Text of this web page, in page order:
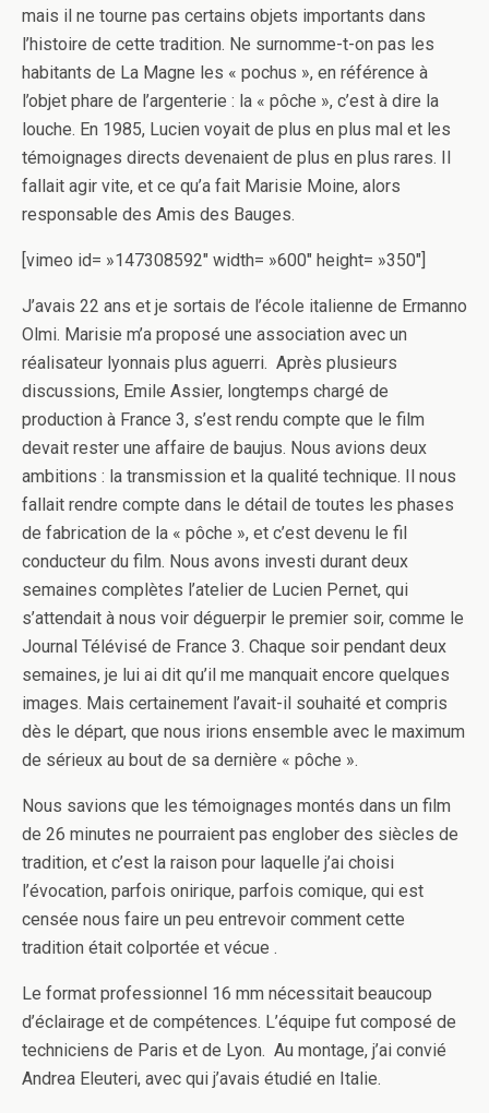
mais il ne tourne pas certains objets importants dans
l’histoire de cette tradition. Ne surnomme-t-on pas les
habitants de La Magne les « pochus », en référence à
l’objet phare de l’argenterie : la « pôche », c’est à dire la
louche. En 1985, Lucien voyait de plus en plus mal et les
témoignages directs devenaient de plus en plus rares. Il
fallait agir vite, et ce qu’a fait Marisie Moine, alors
responsable des Amis des Bauges.
[vimeo id= »147308592″ width= »600″ height= »350″]
J’avais 22 ans et je sortais de l’école italienne de Ermanno
Olmi. Marisie m’a proposé une association avec un
réalisateur lyonnais plus aguerri. Après plusieurs
discussions, Emile Assier, longtemps chargé de
production à France 3, s’est rendu compte que le film
devait rester une affaire de baujus. Nous avions deux
ambitions : la transmission et la qualité technique. Il nous
fallait rendre compte dans le détail de toutes les phases
de fabrication de la « pôche », et c’est devenu le fil
conducteur du film. Nous avons investi durant deux
semaines complètes l’atelier de Lucien Pernet, qui
s’attendait à nous voir déguerpir le premier soir, comme le
Journal Télévisé de France 3. Chaque soir pendant deux
semaines, je lui ai dit qu’il me manquait encore quelques
images. Mais certainement l’avait-il souhaité et compris
dès le départ, que nous irions ensemble avec le maximum
de sérieux au bout de sa dernière « pôche ».
Nous savions que les témoignages montés dans un film
de 26 minutes ne pourraient pas englober des siècles de
tradition, et c’est la raison pour laquelle j’ai choisi
l’évocation, parfois onirique, parfois comique, qui est
censée nous faire un peu entrevoir comment cette
tradition était colportée et vécue .
Le format professionnel 16 mm nécessitait beaucoup
d’éclairage et de compétences. L’équipe fut composé de
techniciens de Paris et de Lyon. Au montage, j’ai convié
Andrea Eleuteri, avec qui j’avais étudié en Italie.